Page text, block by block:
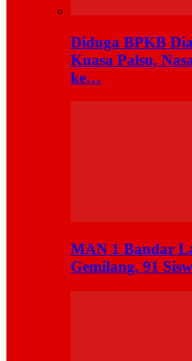
Diduga BPKB
Kuasa Palsu,
ke…
MAN 1 Bandar
Gemilang, 91